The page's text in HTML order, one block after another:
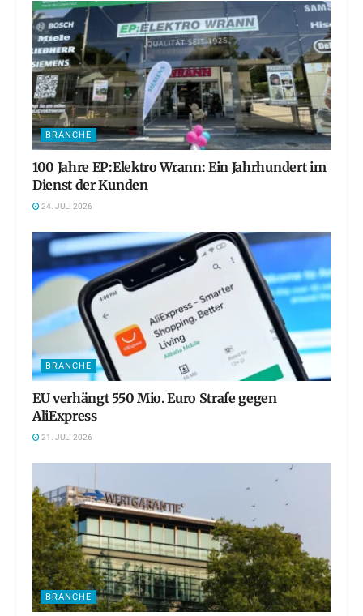
BRANCHE
100 Jahre EP:Elektro Wrann: Ein Jahrhundert im
Dienst der Kunden
24. JULI 2026
BRANCHE
EU verhängt 550 Mio. Euro Strafe gegen
AliExpress
21. JULI 2026
BRANCHE